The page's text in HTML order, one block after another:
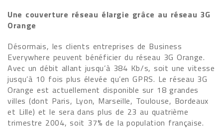
Une couverture réseau élargie grâce au réseau 3G
Orange
Désormais, les clients entreprises de Business
Everywhere peuvent bénéficier du réseau 3G Orange.
Avec un débit allant jusqu’à 384 Kb/s, soit une vitesse
jusqu’à 10 fois plus élevée qu’en GPRS. Le réseau 3G
Orange est actuellement disponible sur 18 grandes
villes (dont Paris, Lyon, Marseille, Toulouse, Bordeaux
et Lille) et le sera dans plus de 23 au quatrième
trimestre 2004, soit 37% de la population française.